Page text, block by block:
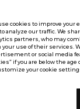
み
cookies to improve your
analyze our traffic. We
partners, who may
your use of their services.
or social media
if you are below the age
your cookie